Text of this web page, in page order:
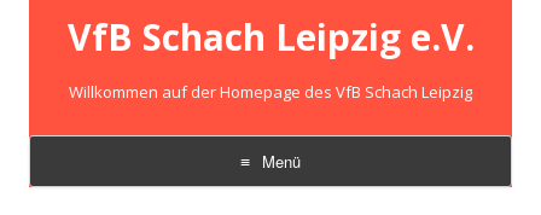
VfB Schach Leipzig e.V.
Willkommen auf der Homepage des VfB Schach Leipzig
Menü
Zum